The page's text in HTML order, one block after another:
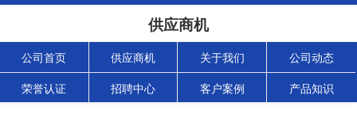
供应商机
公司首页 供应商机 关于我们 公司动态
荣誉认证 招聘中心 客户案例 产品知识